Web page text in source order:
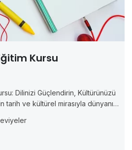
Kursu
Dilinizi Güçlendirin, Kültürünüzü
ve kültürel mirasıyla dünyanın
“Türkçe Anadil Eğitimi
İletişim becerilerinizi geliştirin